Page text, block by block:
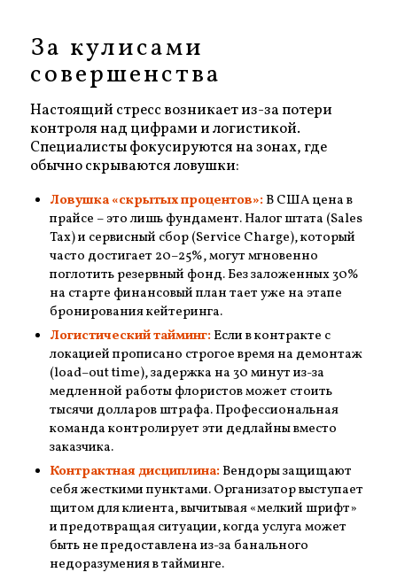
За кулисами
совершенства
Настоящий стресс возникает из-за потери
контроля над цифрами и логистикой.
Специалисты фокусируются на зонах, где
обычно скрываются ловушки:
Ловушка «скрытых процентов»:В США цена в
прайсе – это лишь фундамент. Налог штата (Sales
Tax) и сервисный сбор (Service Charge), который
часто достигает 20–25%, могут мгновенно
поглотить резервный фонд. Без заложенных 30%
на старте финансовый план тает уже на этапе
бронирования кейтеринга.
Логистический тайминг:Если в контракте с
локацией прописано строгое время на демонтаж
(load–out time), задержка на 30 минут из-за
медленной работы флористов может стоить
тысячи долларов штрафа. Профессиональная
команда контролирует эти дедлайны вместо
заказчика.
Контрактная дисциплина:Вендоры защищают
себя жесткими пунктами. Организатор выступает
щитом для клиента, вычитывая «мелкий шрифт»
и предотвращая ситуации, когда услуга может
быть не предоставлена из-за банального
недоразумения в тайминге.